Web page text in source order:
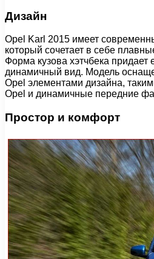
Дизайн
Opel Karl 2015 имеет
который сочетает в себе
Форма кузова хэтчбека придает
динамичный вид. Модель
Opel элементами дизайна,
Opel и динамичные передние
Простор и комфорт